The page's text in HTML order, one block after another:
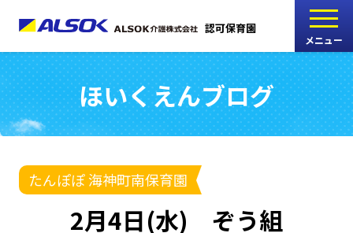
認可保育園
メニュー
こどもの家
志木中宗岡保育園
たんぽぽ
西船橋駅前保育園
ほいくえんブログ
たんぽぽ 海神町南保育園
2月4日(水) ぞう組